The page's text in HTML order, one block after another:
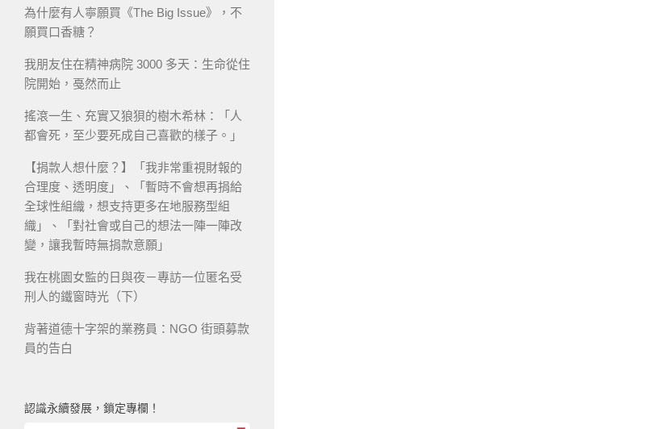
為什麼有人寧願買《The Big Issue》，不
願買口香糖？
我朋友住在精神病院 3000 多天：生命從住
院開始，戞然而止
搖滾一生、充實又狼狽的樹木希林：「人
都會死，至少要死成自己喜歡的樣子。」
【捐款人想什麼？】「我非常重視財報的
合理度、透明度」、「暫時不會想再捐給
全球性組織，想支持更多在地服務型組
織」、「對社會或自己的想法一陣一陣改
變，讓我暫時無捐款意願」
我在桃園女監的日與夜－專訪一位匿名受
刑人的鐵窗時光（下）
背著道德十字架的業務員：NGO 街頭募款
員的告白
認識永續發展，鎖定專欄！